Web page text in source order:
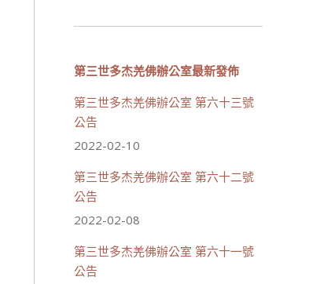
分享
載入更多
第三世多杰羌佛辦公室最新發佈
第三世多杰羌佛辦公室 第六十三號
公告
2022-02-10
第三世多杰羌佛辦公室 第六十二號
公告
2022-02-08
第三世多杰羌佛辦公室 第六十一號
公告